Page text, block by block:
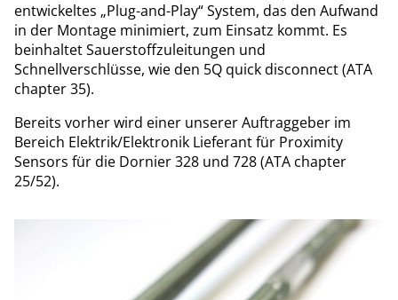
entwickeltes „Plug-and-Play“ System, das den Aufwand
in der Montage minimiert, zum Einsatz kommt. Es
beinhaltet Sauerstoffzuleitungen und
Schnellverschlüsse, wie den 5Q quick disconnect (ATA
chapter 35).
Bereits vorher wird einer unserer Auftraggeber im
Bereich Elektrik/Elektronik Lieferant für Proximity
Sensors für die Dornier 328 und 728 (ATA chapter
25/52).